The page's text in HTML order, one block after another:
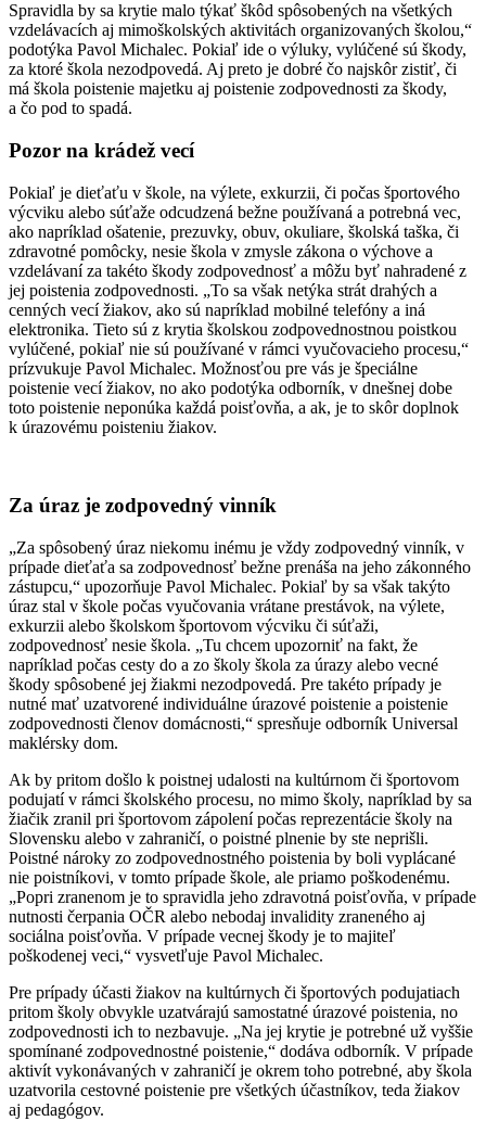
Spravidla by sa krytie malo týkať škôd spôsobených na všetkých
vzdelávacích aj mimoškolských aktivitách organizovaných školou,“
podotýka Pavol Michalec. Pokiaľ ide o výluky, vylúčené sú škody,
za ktoré škola nezodpovedá. Aj preto je dobré čo najskôr zistiť, či
má škola poistenie majetku aj poistenie zodpovednosti za škody,
a čo pod to spadá.
Pozor na krádež vecí
Pokiaľ je dieťaťu v škole, na výlete, exkurzii, či počas športového
výcviku alebo súťaže odcudzená bežne používaná a potrebná vec,
ako napríklad ošatenie, prezuvky, obuv, okuliare, školská taška, či
zdravotné pomôcky, nesie škola v zmysle zákona o výchove a
vzdelávaní za takéto škody zodpovednosť a môžu byť nahradené z
jej poistenia zodpovednosti. „To sa však netýka strát drahých a
cenných vecí žiakov, ako sú napríklad mobilné telefóny a iná
elektronika. Tieto sú z krytia školskou zodpovednostnou poistkou
vylúčené, pokiaľ nie sú používané v rámci vyučovacieho procesu,“
prízvukuje Pavol Michalec. Možnosťou pre vás je špeciálne
poistenie vecí žiakov, no ako podotýka odborník, v dnešnej dobe
toto poistenie neponúka každá poisťovňa, a ak, je to skôr doplnok
k úrazovému poisteniu žiakov.
Za úraz je zodpovedný vinník
„Za spôsobený úraz niekomu inému je vždy zodpovedný vinník, v
prípade dieťaťa sa zodpovednosť bežne prenáša na jeho zákonného
zástupcu,“ upozorňuje Pavol Michalec. Pokiaľ by sa však takýto
úraz stal v škole počas vyučovania vrátane prestávok, na výlete,
exkurzii alebo školskom športovom výcviku či súťaži,
zodpovednosť nesie škola. „Tu chcem upozorniť na fakt, že
napríklad počas cesty do a zo školy škola za úrazy alebo vecné
škody spôsobené jej žiakmi nezodpovedá. Pre takéto prípady je
nutné mať uzatvorené individuálne úrazové poistenie a poistenie
zodpovednosti členov domácnosti,“ spresňuje odborník Universal
maklérsky dom.
Ak by pritom došlo k poistnej udalosti na kultúrnom či športovom
podujatí v rámci školského procesu, no mimo školy, napríklad by sa
žiačik zranil pri športovom zápolení počas reprezentácie školy na
Slovensku alebo v zahraničí, o poistné plnenie by ste neprišli.
Poistné nároky zo zodpovednostného poistenia by boli vyplácané
nie poistníkovi, v tomto prípade škole, ale priamo poškodenému.
„Popri zranenom je to spravidla jeho zdravotná poisťovňa, v prípade
nutnosti čerpania OČR alebo nebodaj invalidity zraneného aj
sociálna poisťovňa. V prípade vecnej škody je to majiteľ
poškodenej veci,“ vysvetľuje Pavol Michalec.
Pre prípady účasti žiakov na kultúrnych či športových podujatiach
pritom školy obvykle uzatvárajú samostatné úrazové poistenia, no
zodpovednosti ich to nezbavuje. „Na jej krytie je potrebné už vyššie
spomínané zodpovednostné poistenie,“ dodáva odborník. V prípade
aktivít vykonávaných v zahraničí je okrem toho potrebné, aby škola
uzatvorila cestovné poistenie pre všetkých účastníkov, teda žiakov
aj pedagógov.